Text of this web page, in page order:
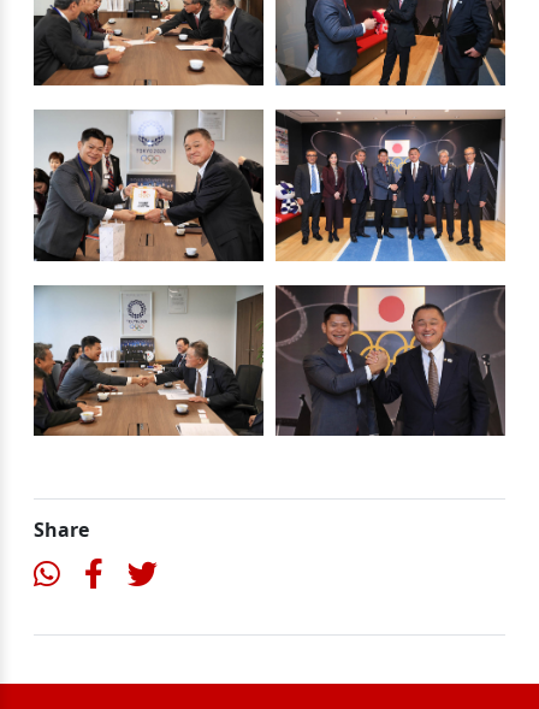
Share